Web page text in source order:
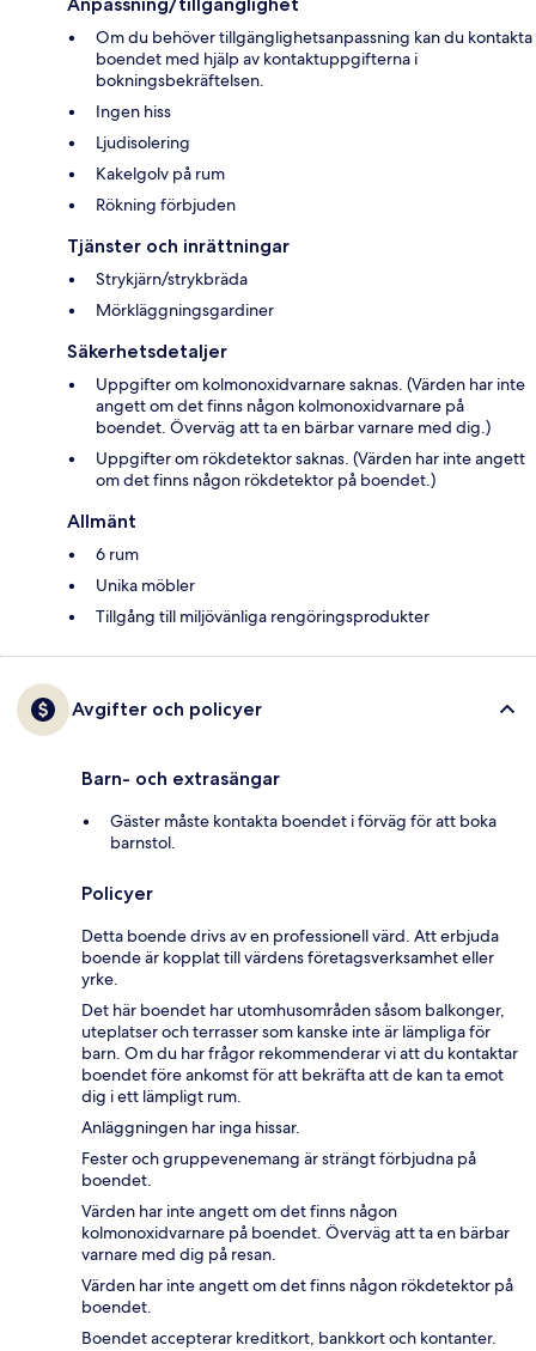
Om du behöver tillgänglighetsanpassning kan du kontakta
boendet med hjälp av kontaktuppgifterna i
bokningsbekräftelsen.
Ingen hiss
Ljudisolering
Kakelgolv på rum
Rökning förbjuden
Tjänster och inrättningar
Strykjärn/strykbräda
Mörkläggningsgardiner
Säkerhetsdetaljer
Uppgifter om kolmonoxidvarnare saknas. (Värden har inte
angett om det finns någon kolmonoxidvarnare på
boendet. Överväg att ta en bärbar varnare med dig.)
Uppgifter om rökdetektor saknas. (Värden har inte angett
om det finns någon rökdetektor på boendet.)
Allmänt
6 rum
Unika möbler
Tillgång till miljövänliga rengöringsprodukter
Avgifter och policyer
Barn- och extrasängar
Gäster måste kontakta boendet i förväg för att boka
barnstol.
Policyer
Detta boende drivs av en professionell värd. Att erbjuda
boende är kopplat till värdens företagsverksamhet eller
yrke.
Det här boendet har utomhusområden såsom balkonger,
uteplatser och terrasser som kanske inte är lämpliga för
barn. Om du har frågor rekommenderar vi att du kontaktar
boendet före ankomst för att bekräfta att de kan ta emot
dig i ett lämpligt rum.
Anläggningen har inga hissar.
Fester och gruppevenemang är strängt förbjudna på
boendet.
Värden har inte angett om det finns någon
kolmonoxidvarnare på boendet. Överväg att ta en bärbar
varnare med dig på resan.
Värden har inte angett om det finns någon rökdetektor på
boendet.
Boendet accepterar kreditkort, bankkort och kontanter.